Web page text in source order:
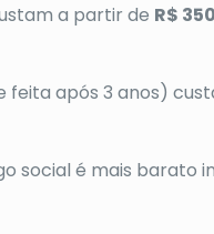
a partir de R$
feita após 3 anos)
social é mais barato